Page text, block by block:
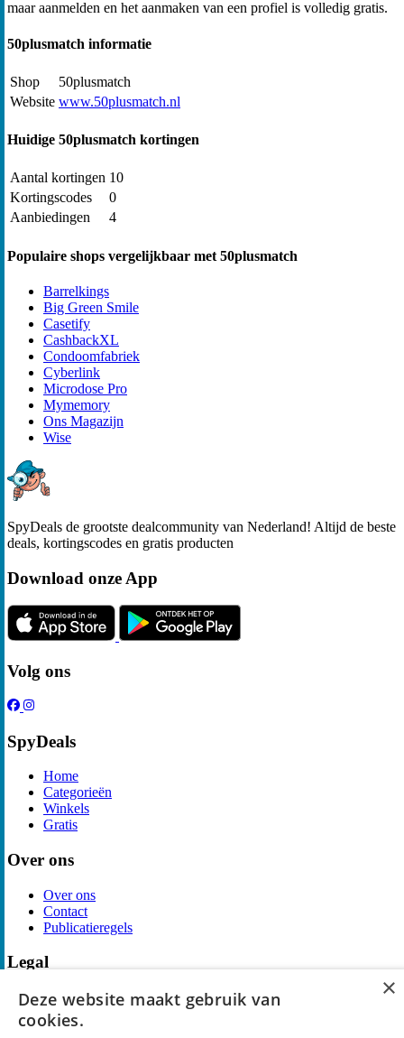
maar aanmelden en het aanmaken van een profiel is volledig gratis.
50plusmatch informatie
Shop
50plusmatch
Website www.50plusmatch.nl
Huidige 50plusmatch kortingen
Aantal kortingen 10
Kortingscodes
0
Aanbiedingen
4
Populaire shops vergelijkbaar met 50plusmatch
Barrelkings
Big Green Smile
Casetify
CashbackXL
Condoomfabriek
Cyberlink
Microdose Pro
Mymemory
Ons Magazijn
Wise
SpyDeals de grootste dealcommunity van Nederland! Altijd de beste
deals, kortingscodes en gratis producten
Download onze App
Volg ons
SpyDeals
Home
Categorieën
Winkels
Gratis
Over ons
Over ons
Contact
Publicatieregels
Legal
Privacy
Cookieverklaring
Algemene Voorwaarden
×
Deze website maakt gebruik van
cookies.